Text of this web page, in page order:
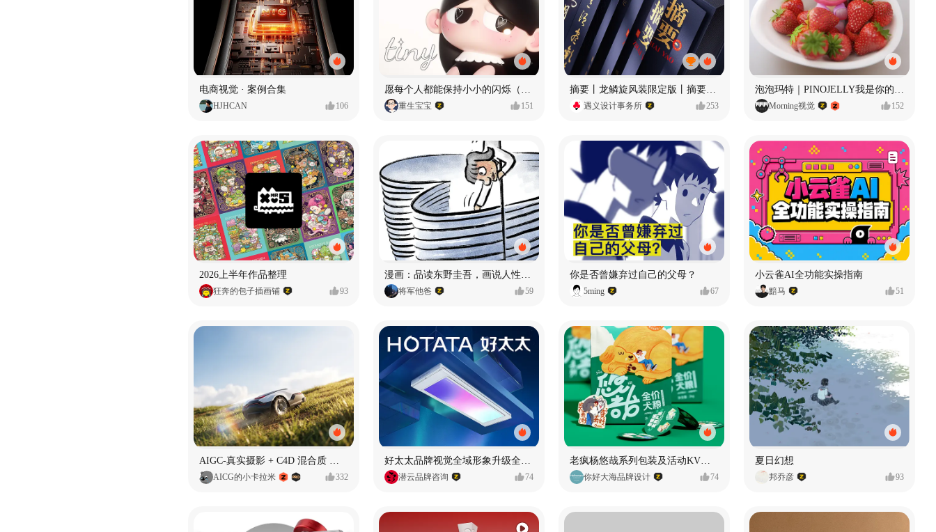
电商视觉 · 案例合集
HJHCAN 106 重生宝宝 151 遇义设计事务所 253 Morning视觉 152
2026上半年作品整理
狂奔的包子插画铺 93
漫画：品读东野圭吾，画说人性百态
将军他爸 59
你是否曾嫌弃过自己的父母？
5ming 67
小云雀AI全功能实操指南
黯马 51
AICG的小卡拉米 332 潜云品牌咨询 74 你好大海品牌设计 74
夏日幻想
邦乔彦 93